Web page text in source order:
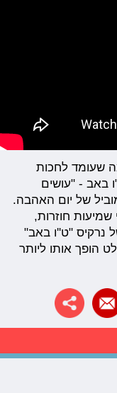
שעומד לחכות
באב - "עושים
של יום האהבה.
חוזרות,
נרקיס "ט''ו באב"
הופך אותו ליותר